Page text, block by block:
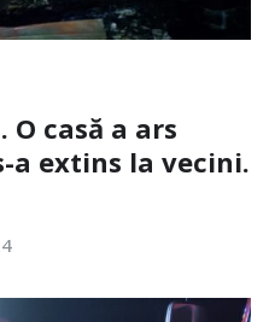
O casă a ars
a extins la vecini.